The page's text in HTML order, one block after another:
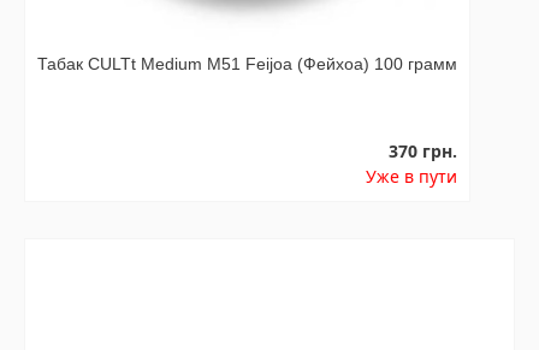
Табак CULTt Medium M51 Feijoa (Фейхоа) 100 грамм
370 грн.
Уже в пути